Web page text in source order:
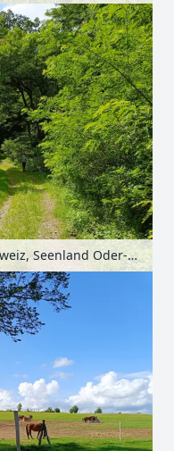
Waldweg in der Märkischen Schweiz, Seenland Oder-Spree, Brandenburg, Deutschland